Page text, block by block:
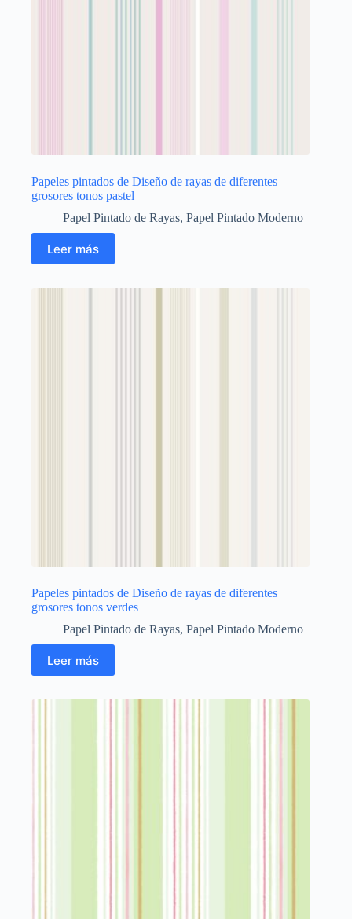
Papeles pintados de Diseño de rayas de diferentes
grosores tonos pastel
Papel Pintado de Rayas, Papel Pintado Moderno
Leer más
Papeles pintados de Diseño de rayas de diferentes
grosores tonos verdes
Papel Pintado de Rayas, Papel Pintado Moderno
Leer más